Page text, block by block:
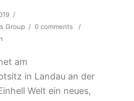
/
Group / 0 comments
/
am
in Landau an der
Welt ein neues,